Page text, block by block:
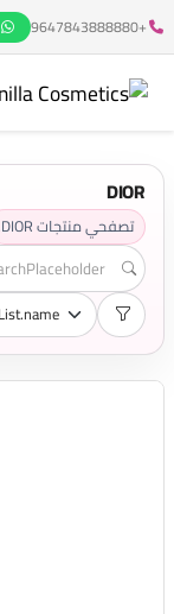
+9647843888880
DIOR
تصفحي منتجات DIOR.